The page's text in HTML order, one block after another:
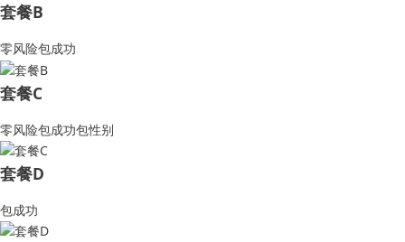
套餐B
零风险包成功
套餐C
零风险包成功包性别
套餐D
包成功